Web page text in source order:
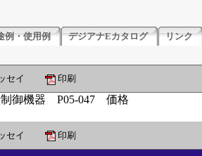
例・使用例 デジアナEカタログ
リンク
セイ 印刷
セイ 印刷